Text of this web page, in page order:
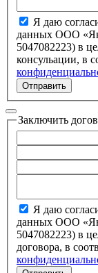
Я даю
данных ООО
5047082223) в целях обработки запроса и полченя
консульации, в
Отправить
Заключить
Я даю
данных ООО
5047082223) в целях обработки запроса и заключение
договора, в